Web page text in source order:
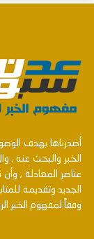
أصدرناها بهدف
الخبر والبحث عنه ,
عناصر المعادلة ,
الجديد وتقديمه
وفقاً لمفهوم الخبر